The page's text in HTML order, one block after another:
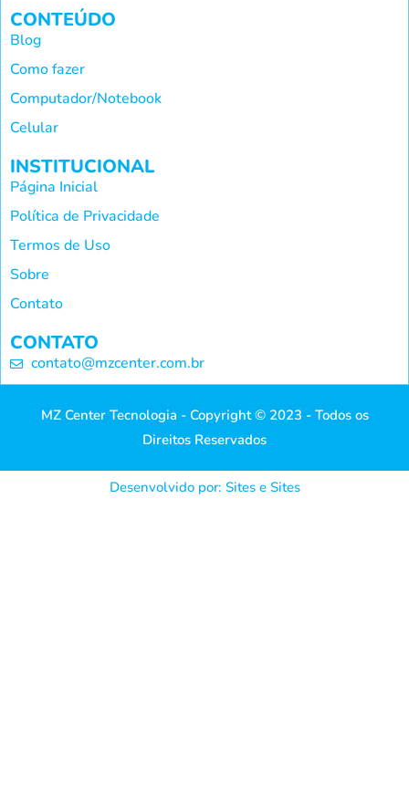
CONTEÚDO
Blog
Como fazer
Computador/Notebook
Celular
INSTITUCIONAL
Página Inicial
Política de Privacidade
Termos de Uso
Sobre
Contato
CONTATO
contato@mzcenter.com.br
MZ Center Tecnologia - Copyright © 2023 - Todos os
Direitos Reservados
Desenvolvido por: Sites e Sites